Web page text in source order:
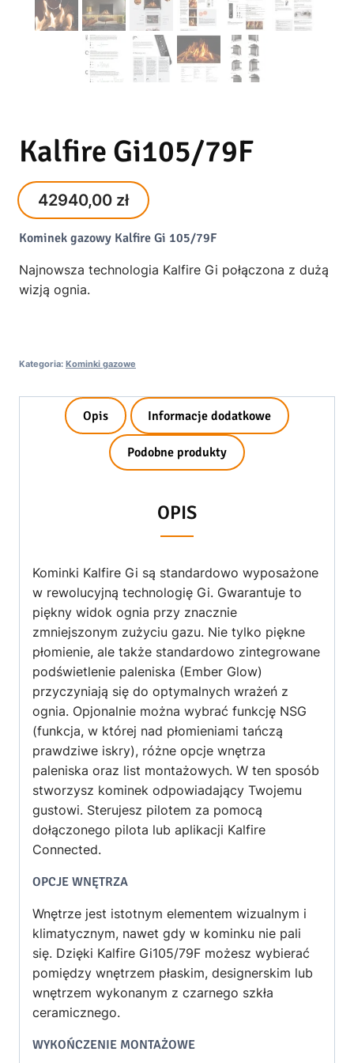
Kalfire Gi105/79F
42940,00 zł
Kominek gazowy Kalfire Gi 105/79F
Najnowsza technologia Kalfire Gi połączona z dużą
wizją ognia.
Kategoria: Kominki gazowe
Opis Informacje dodatkowe
Podobne produkty
OPIS
Kominki Kalfire Gi są standardowo wyposażone
w rewolucyjną technologię Gi. Gwarantuje to
piękny widok ognia przy znacznie
zmniejszonym zużyciu gazu. Nie tylko piękne
płomienie, ale także standardowo zintegrowane
podświetlenie paleniska (Ember Glow)
przyczyniają się do optymalnych wrażeń z
ognia. Opjonalnie można wybrać funkcję NSG
(funkcja, w której nad płomieniami tańczą
prawdziwe iskry), różne opcje wnętrza
paleniska oraz list montażowych. W ten sposób
stworzysz kominek odpowiadający Twojemu
gustowi. Sterujesz pilotem za pomocą
dołączonego pilota lub aplikacji Kalfire
Connected.
OPCJE WNĘTRZA
Wnętrze jest istotnym elementem wizualnym i
klimatycznym, nawet gdy w kominku nie pali
się. Dzięki Kalfire Gi105/79F możesz wybierać
pomiędzy wnętrzem płaskim, designerskim lub
wnętrzem wykonanym z czarnego szkła
ceramicznego.
WYKOŃCZENIE MONTAŻOWE